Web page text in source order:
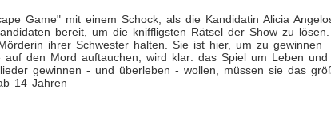
Game" mit einem Schock, als die Kandidatin Alicia
bereit, um die kniffligsten Rätsel der Show zu lösen.
ihrer Schwester halten. Sie ist hier, um zu gewinnen
den Mord auftauchen, wird klar: das Spiel um Leben und
gewinnen - und überleben - wollen, müssen sie das
14 Jahren